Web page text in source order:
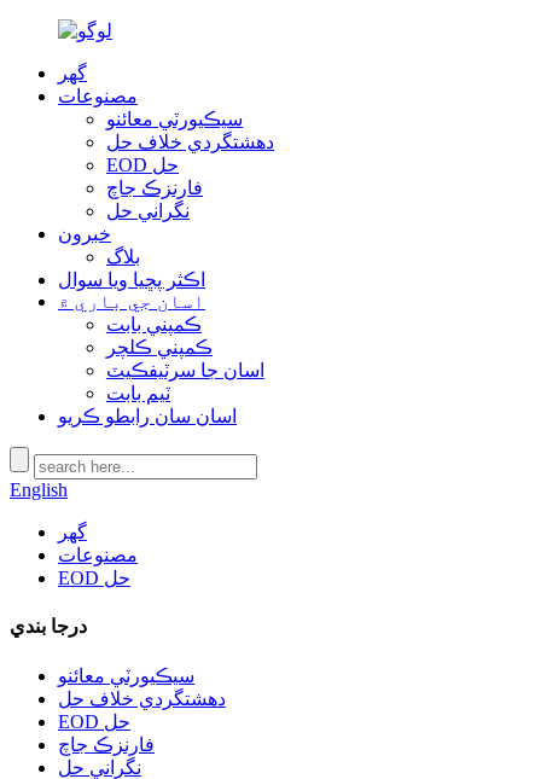
گھر
مصنوعات
سيڪيورٽي معائنو
دهشتگردي خلاف حل
EOD حل
فارنزڪ جاچ
نگراني حل
خبرون
بلاگ
اڪثر پڇيا ويا سوال
اسان جي باري ۾
ڪمپني بابت
ڪمپني ڪلچر
اسان جا سرٽيفڪيٽ
ٽيم بابت
اسان سان رابطو ڪريو
English
گھر
مصنوعات
EOD حل
درجا بندي
سيڪيورٽي معائنو
دهشتگردي خلاف حل
EOD حل
فارنزڪ جاچ
نگراني حل